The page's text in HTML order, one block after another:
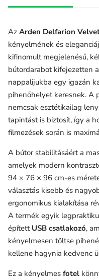
Az Arden Delfarion
kényelmének és
kifinomult megjelenésű,
bútordarabot kifejezetten
nappalijukba egy igazán
pihenőhelyet keresnek. A
nemcsak esztétikailag
tapintást is biztosít, így a
filmezések során is
A bútor stabilitásáért a
amelyek modern
94 × 76 × 96 cm-es
választás kisebb és
ergonomikus kialakítása
A termék egyik
épített USB csatlakozó,
kényelmesen töltse
kellene hagynia kedvenc
Ez a kényelmes fotel